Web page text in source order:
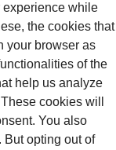
experience while
the cookies that
your browser as
of the
help us analyze
cookies will
You also
But opting out of